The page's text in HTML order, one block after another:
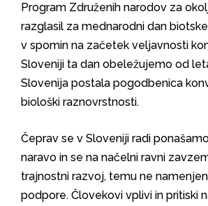
Program Združenih narodov za
razglasil za mednarodni dan
v spomin na začetek veljavnosti
Sloveniji ta dan obeležujemo od
Slovenija postala pogodbenica
biološki raznovrstnosti.
Čeprav se v Sloveniji radi
naravo in se na načelni ravni
trajnostni razvoj, temu ne
podpore. Človekovi vplivi in pritiski